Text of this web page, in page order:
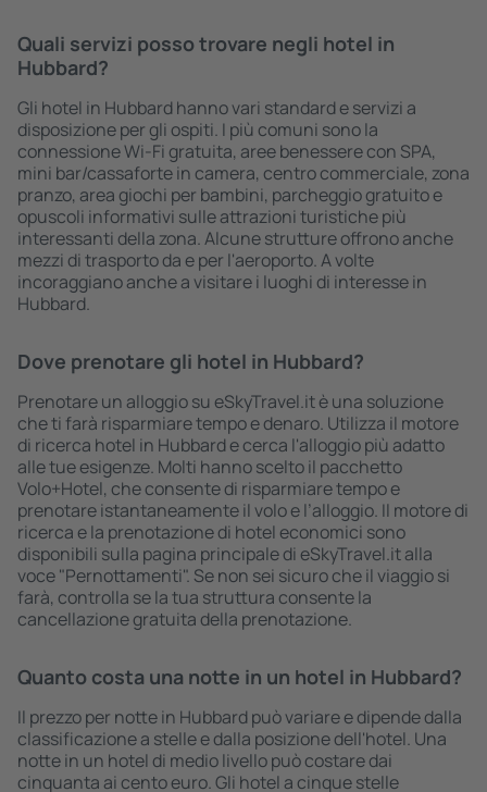
Quali servizi posso trovare negli hotel in
Hubbard?
Gli hotel in Hubbard hanno vari standard e servizi a
disposizione per gli ospiti. I più comuni sono la
connessione Wi-Fi gratuita, aree benessere con SPA,
mini bar/cassaforte in camera, centro commerciale, zona
pranzo, area giochi per bambini, parcheggio gratuito e
opuscoli informativi sulle attrazioni turistiche più
interessanti della zona. Alcune strutture offrono anche
mezzi di trasporto da e per l'aeroporto. A volte
incoraggiano anche a visitare i luoghi di interesse in
Hubbard.
Dove prenotare gli hotel in Hubbard?
Prenotare un alloggio su eSkyTravel.it è una soluzione
che ti farà risparmiare tempo e denaro. Utilizza il motore
di ricerca hotel in Hubbard e cerca l'alloggio più adatto
alle tue esigenze. Molti hanno scelto il pacchetto
Volo+Hotel, che consente di risparmiare tempo e
prenotare istantaneamente il volo e l’alloggio. Il motore di
ricerca e la prenotazione di hotel economici sono
disponibili sulla pagina principale di eSkyTravel.it alla
voce "Pernottamenti". Se non sei sicuro che il viaggio si
farà, controlla se la tua struttura consente la
cancellazione gratuita della prenotazione.
Quanto costa una notte in un hotel in Hubbard?
Il prezzo per notte in Hubbard può variare e dipende dalla
classificazione a stelle e dalla posizione dell'hotel. Una
notte in un hotel di medio livello può costare dai
cinquanta ai cento euro. Gli hotel a cinque stelle